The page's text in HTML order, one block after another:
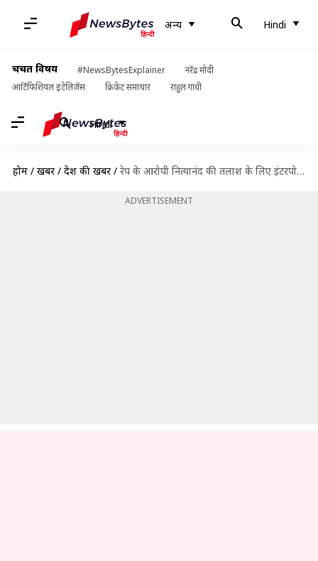
अन्य Hindi
चर्चित विषय #NewsBytesExplainer
नरेंद्र मोदी
आर्टिफिशियल इंटेलिजेंस
क्रिकेट समाचार राहुल गांधी
Hindi
होम / खबरें / देश की खबरें / रेप के आरोपी नित्यानंद की तलाश के लिए इंटरपोल ने जारी किया नोटिस
ADVERTISEMENT